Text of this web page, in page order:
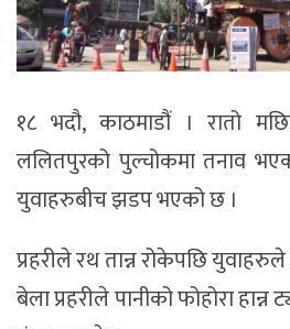
१८ भदौ, काठमाडौं । रातो
ललितपुरको पुल्चोकमा तनाव
युवाहरुबीच झडप भएको छ ।
प्रहरीले रथ तान्न रोकेपछि
बेला प्रहरीले पानीको फोहोरा